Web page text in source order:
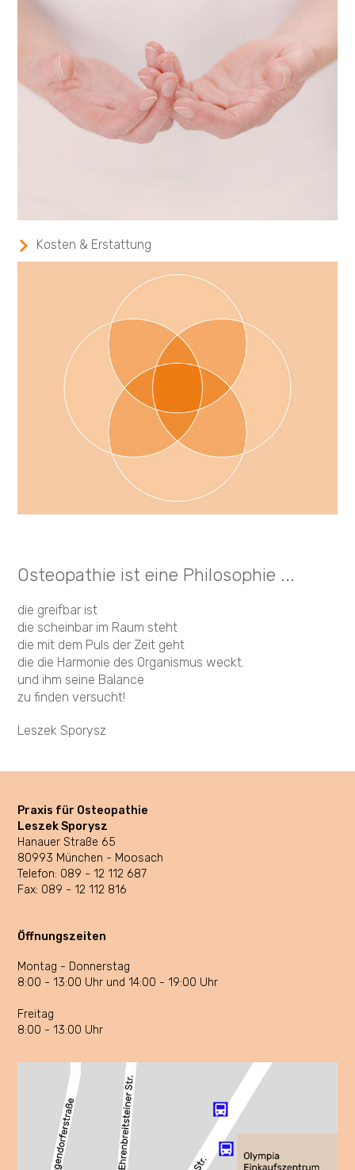
Kosten & Erstattung
Osteopathie ist eine Philosophie ...
die greifbar ist
die scheinbar im Raum steht
die mit dem Puls der Zeit geht
die die Harmonie des Organismus weckt.
und ihm seine Balance
zu finden versucht!
Leszek Sporysz
Praxis für Osteopathie
Leszek Sporysz
Hanauer Straße 65
80993 München - Moosach
Telefon: 089 - 12 112 687
Fax: 089 - 12 112 816
Öffnungszeiten
Montag - Donnerstag
8:00 - 13:00 Uhr und 14:00 - 19:00 Uhr
Freitag
8:00 - 13:00 Uhr